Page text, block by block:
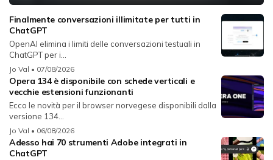
Finalmente conversazioni illimitate per tutti in
ChatGPT
OpenAI elimina i limiti delle conversazioni testuali in
ChatGPT per i...
Jo Val • 07/08/2026
Opera 134 è disponibile con schede verticali e
vecchie estensioni funzionanti
Ecco le novità per il browser norvegese disponibili dalla
versione 134...
Jo Val • 06/08/2026
Adesso hai 70 strumenti Adobe integrati in
ChatGPT